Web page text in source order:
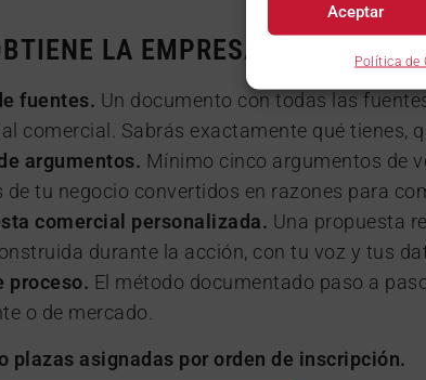
Aceptar
Política de
LA EMPRESA
fuentes. Un documento con todas las
comercial. Sabrás exactamente qué tienes,
argumentos. Mínimo cinco argumentos de
de tu negocio convertidos en razones para
comercial personalizada. Una propuesta
durante la acción, con tu voz y tus
proceso. El método documentado paso a
o de mercado.
plazas asignadas por orden de inscripción.